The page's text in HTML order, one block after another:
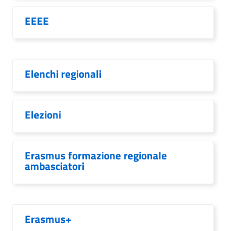
EEEE
Elenchi regionali
Elezioni
Erasmus formazione regionale
ambasciatori
Erasmus+